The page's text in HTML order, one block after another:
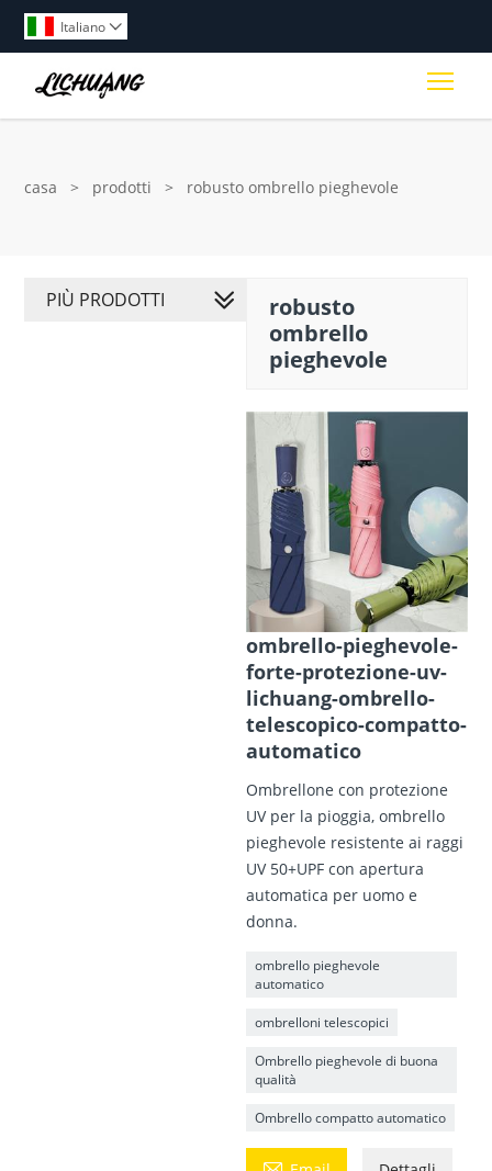
Italiano 
casa > prodotti > robusto ombrello pieghevole
robusto
ombrello
pieghevole
ombrello-pieghevole-
forte-protezione-uv-
lichuang-ombrello-
telescopico-compatto-
automatico
Ombrellone con protezione
UV per la pioggia, ombrello
pieghevole resistente ai raggi
UV 50+UPF con apertura
automatica per uomo e
donna.
ombrello pieghevole
automatico
ombrelloni telescopici
Ombrello pieghevole di buona
qualità
Ombrello compatto automatico
PIÙ PRODOTTI